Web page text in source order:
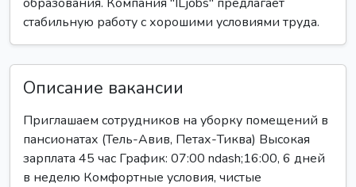
стабильную работу с хорошими условиями труда.
Описание вакансии
Приглашаем сотрудников на уборку помещений в
пансионатах (Тель-Авив, Петах-Тиква) Высокая
зарплата 45 час График: 07:00 ndash;16:00, 6 дней
в неделю Комфортные условия, чистые